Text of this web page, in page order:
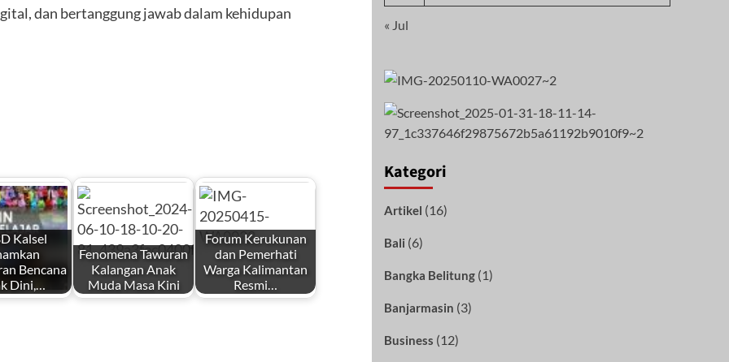
dan bertanggung jawab dalam kehidupan
Kalsel
Bencana
Dini,…
Fenomena Tawuran
Kalangan Anak
Muda Masa Kini
Forum Kerukunan
dan Pemerhati
Warga Kalimantan
Resmi…
« Jul
Kategori
Artikel (16)
Bali (6)
Bangka Belitung(1)
Banjarmasin (3)
Business (12)